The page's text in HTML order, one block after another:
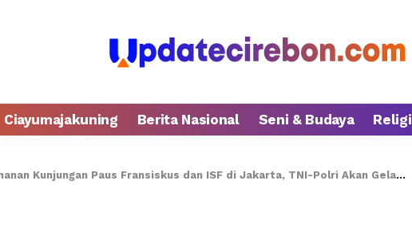
Ciayumajakuning Berita Nasional Seni & Budaya Religi
Kunjungan Paus Fransiskus dan ISF di Jakarta, TNI-Polri Akan Gelar Apel Pasukan Gabungan